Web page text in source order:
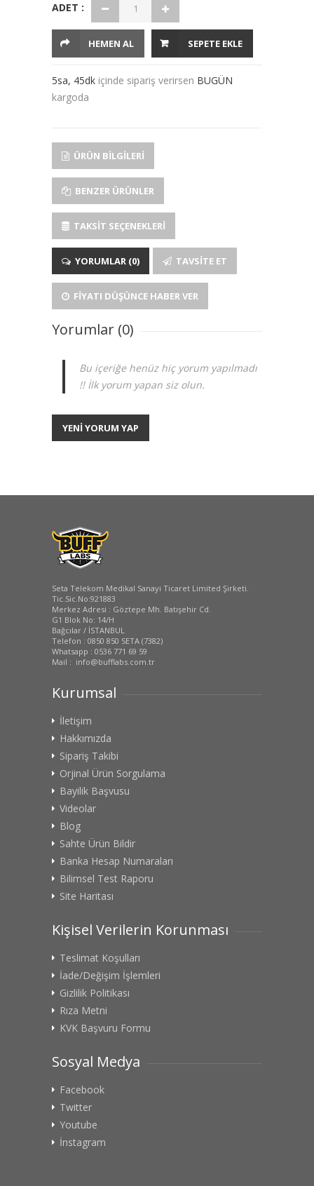
ADET :
HEMEN AL SEPETE EKLE
5sa, 45dk içinde sipariş verirsen BUGÜN
kargoda
ÜRÜN BILGILERI
BENZER ÜRÜNLER
TAKSIT SEÇENEKLERI
YORUMLAR (0) TAVSITE ET
FIYATI DÜŞÜNCE HABER VER
Yorumlar (0)
Bu içeriğe henüz hiç yorum yapılmadı
!! İlk yorum yapan siz olun.
YENİ YORUM YAP
Seta Telekom Medikal Sanayi Ticaret Limited Şirketi.
Tic.Sic.No:921883
Merkez Adresi : Göztepe Mh. Batışehir Cd.
G1 Blok No: 14/H
Bağcılar / İSTANBUL
Telefon : 0850 850 SETA (7382)
Whatsapp : 0536 771 69 59
Mail : info@bufflabs.com.tr
Kurumsal
İletişim
Hakkımızda
Sipariş Takibi
Orjinal Ürün Sorgulama
Bayilik Başvusu
Videolar
Blog
Sahte Ürün Bildir
Banka Hesap Numaraları
Bilimsel Test Raporu
Site Haritası
Kişisel Verilerin Korunması
Teslimat Koşulları
İade/Değişim İşlemleri
Gizlilik Politikası
Rıza Metni
KVK Başvuru Formu
Sosyal Medya
Facebook
Twitter
Youtube
İnstagram